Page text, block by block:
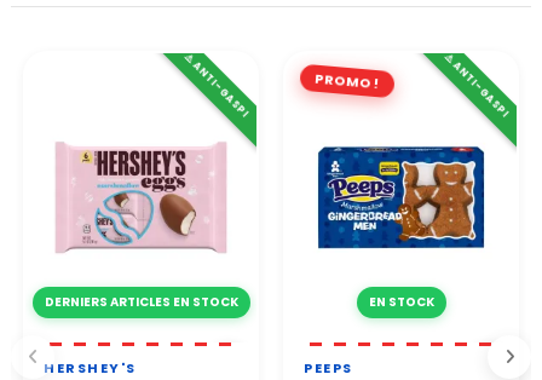
DERNIERS ARTICLES EN STOCK
⚠️ ANTI-GASPI
HERSHEY'S
PROMO !
EN STOCK
⚠️ ANTI-GASPI
PEEPS